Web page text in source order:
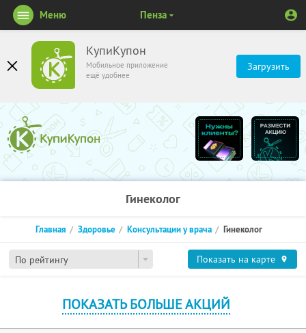
КупиКупон
Мобильное приложение
ещё удобнее
Загрузить
Меню Пенза
Гинеколог
По рейтингу
Главная Здоровье Консультации у врача Гинеколог
Показать на карте
ПОКАЗАТЬ БОЛЬШЕ АКЦИЙ